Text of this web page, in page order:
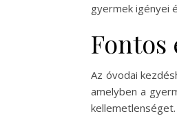
gyermek igényei
Fontos
Az óvodai
amelyben a